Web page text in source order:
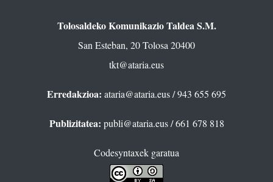
Tolosaldeko Komunikazio Taldea S.M.
San Esteban, 20 Tolosa 20400
tkt@ataria.eus
Erredakzioa: ataria@ataria.eus/ 943 655 695
Publizitatea: publi@ataria.eus/ 661 678 818
Codesyntaxek garatua